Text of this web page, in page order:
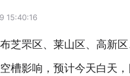
15:40:16
芝罘区、莱山区、高新
槽影响，预计今天白天